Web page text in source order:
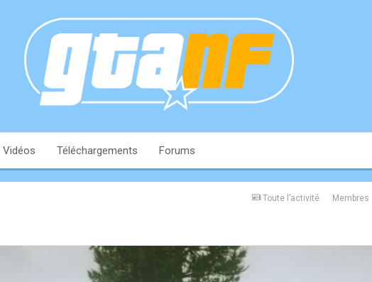
Vidéos Téléchargements Forums
Toute l’activité Membres